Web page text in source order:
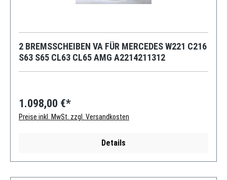
2 BREMSSCHEIBEN VA FÜR MERCEDES W221 C216
S63 S65 CL63 CL65 AMG A2214211312
1.098,00 €*
Preise inkl. MwSt. zzgl. Versandkosten
Details